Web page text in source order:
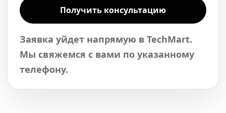
Получить консультацию
Заявка уйдет напрямую в TechMart.
Мы свяжемся с вами по указанному
телефону.